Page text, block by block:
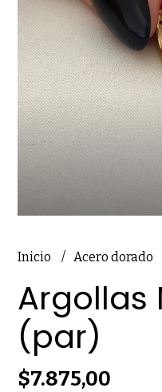
Inicio Acero dorado
Argollas
(par)
$7.875,00